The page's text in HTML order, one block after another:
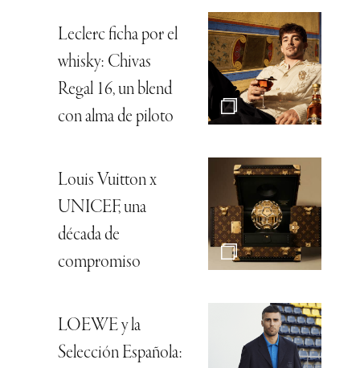
Leclerc ficha por el
whisky: Chivas
Regal 16, un blend
con alma de piloto
Louis Vuitton x
UNICEF, una
década de
compromiso
LOEWE y la
Selección Española: